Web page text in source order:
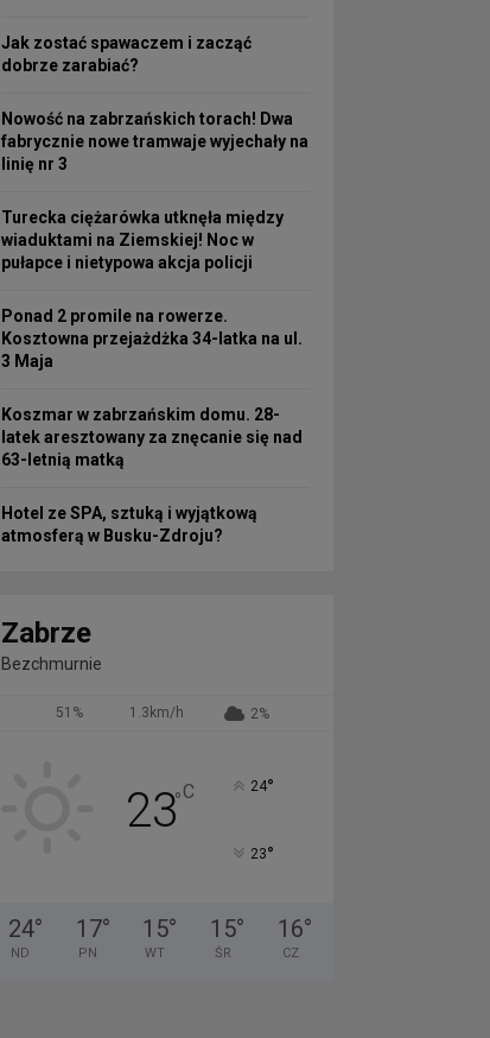
Jak zostać spawaczem i zacząć
dobrze zarabiać?
Nowość na zabrzańskich torach! Dwa
fabrycznie nowe tramwaje wyjechały na
linię nr 3
Turecka ciężarówka utknęła między
wiaduktami na Ziemskiej! Noc w
pułapce i nietypowa akcja policji
Ponad 2 promile na rowerze.
Kosztowna przejażdżka 34-latka na ul.
3 Maja
Koszmar w zabrzańskim domu. 28-
latek aresztowany za znęcanie się nad
63-letnią matką
Hotel ze SPA, sztuką i wyjątkową
atmosferą w Busku-Zdroju?
Zabrze
Bezchmurnie
51% 1.3km/h 2%
23°C 24°
23°
24°
ND
17°
PN
15°
WT
15°
ŚR
16°
CZ